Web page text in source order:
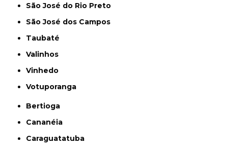
São José do Rio Preto
São José dos Campos
Taubaté
Valinhos
Vinhedo
Votuporanga
Bertioga
Cananéia
Caraguatatuba